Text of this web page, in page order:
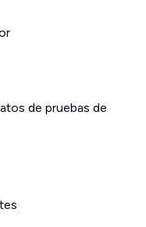
de pruebas de